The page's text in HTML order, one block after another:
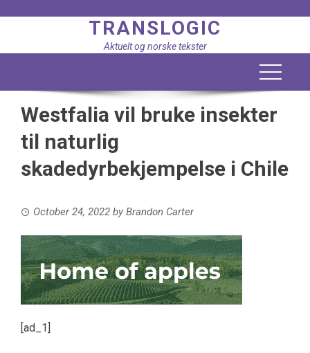
TRANSLOGIC
Aktuelt og norske tekster
Westfalia vil bruke insekter
til naturlig
skadedyrbekjempelse i Chile
October 24, 2022 by Brandon Carter
[ad_1]